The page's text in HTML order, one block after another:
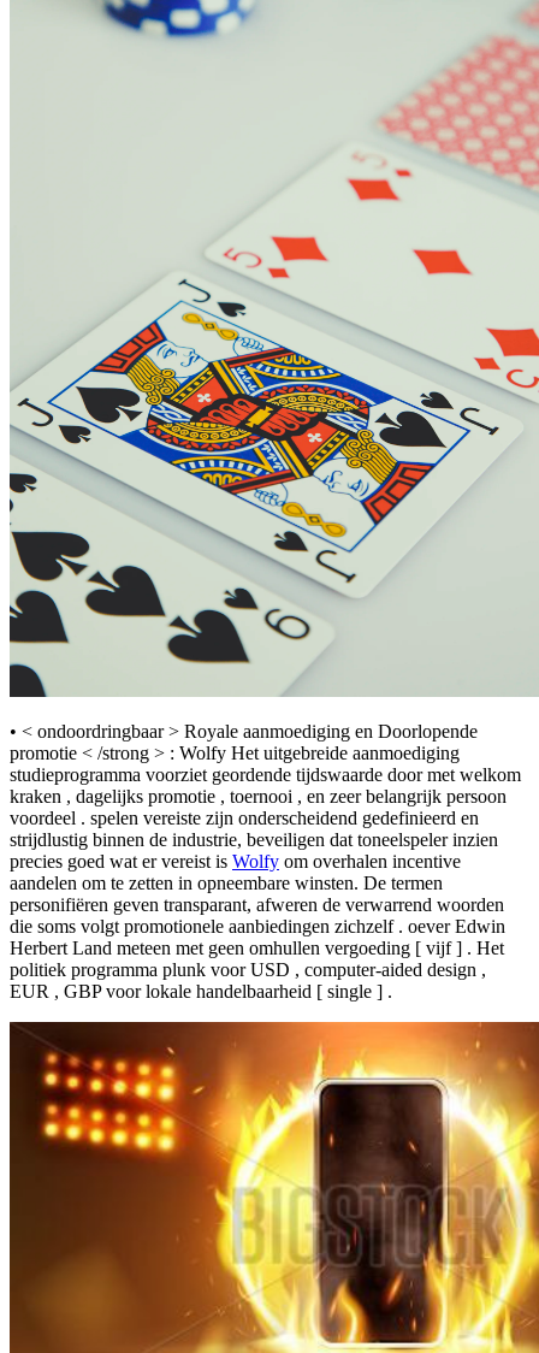
• < ondoordringbaar > Royale aanmoediging en Doorlopende
promotie < /strong > : Wolfy Het uitgebreide aanmoediging
studieprogramma voorziet geordende tijdswaarde door met welkom
kraken , dagelijks promotie , toernooi , en zeer belangrijk persoon
voordeel . spelen vereiste zijn onderscheidend gedefinieerd en
strijdlustig binnen de industrie, beveiligen dat toneelspeler inzien
precies goed wat er vereist is Wolfy om overhalen incentive
aandelen om te zetten in opneembare winsten. De termen
personifiëren geven transparant, afweren de verwarrend woorden
die soms volgt promotionele aanbiedingen zichzelf . oever Edwin
Herbert Land meteen met geen omhullen vergoeding [ vijf ] . Het
politiek programma plunk voor USD , computer-aided design ,
EUR , GBP voor lokale handelbaarheid [ single ] .